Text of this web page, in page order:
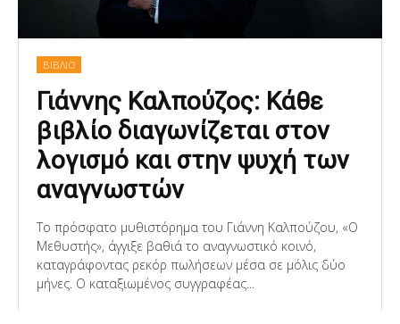
ΒΙΒΛΙΟ
Γιάννης Καλπούζος: Κάθε
βιβλίο διαγωνίζεται στον
λογισμό και στην ψυχή των
αναγνωστών
Το πρόσφατο μυθιστόρημα του Γιάννη Καλπούζου, «Ο
Μεθυστής», άγγιξε βαθιά το αναγνωστικό κοινό,
καταγράφοντας ρεκόρ πωλήσεων μέσα σε μόλις δύο
μήνες. Ο καταξιωμένος συγγραφέας...